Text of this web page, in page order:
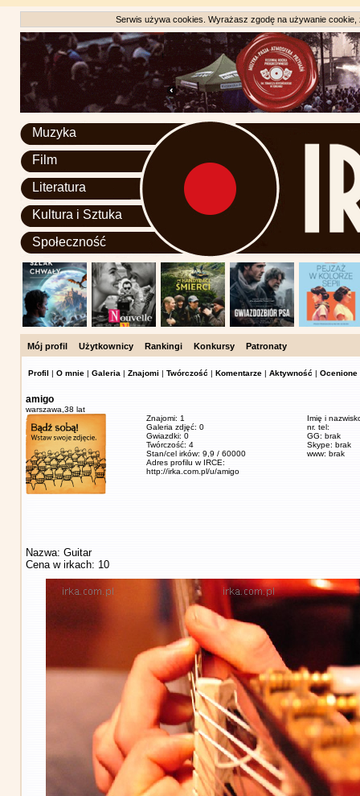
Serwis używa cookies. Wyrażasz zgodę na używanie
Muzyka
Film
Literatura
Kultura i Sztuka
Społeczność
Mój profil Użytkownicy Rankingi Konkursy Patronaty
Profil | O mnie | Galeria | Znajomi | Twórczość | Komentarze | Aktywność | Ocenione
amigo
warszawa, 38 lat
Znajomi: 1
Galeria zdjęć: 0
Gwiazdki: 0
Twórczość: 4
Stan/cel irków: 9,9 / 60000
Adres profilu w IRCE:
http://irka.com.pl/u/amigo
Imię i
nr. tel:
GG: brak
Skype: brak
www: brak
Nazwa: Guitar
Cena w irkach: 10